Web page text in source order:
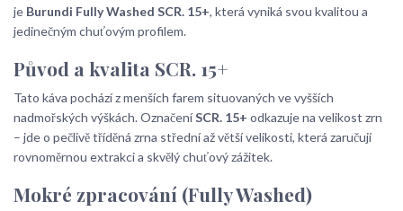
je Burundi Fully Washed SCR. 15+, která vyniká svou kvalitou a
jedinečným chuťovým profilem.
Původ a kvalita SCR. 15+
Tato káva pochází z menších farem situovaných ve vyšších
nadmořských výškách. OznačeníSCR. 15+ odkazuje na velikost zrn
– jde o pečlivě tříděná zrna střední až větší velikosti, která zaručují
rovnoměrnou extrakci a skvělý chuťový zážitek.
Mokré zpracování (Fully Washed)